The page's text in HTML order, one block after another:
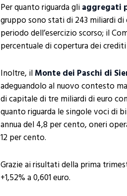
Per quanto riguarda gliaggregati
gruppo sono stati di 243 miliardi
periodo dell’esercizio scorso; il
percentuale di copertura dei
Inoltre, ilMonte dei Paschi di
adeguandolo al nuovo contesto
di capitale di tre miliardi di euro
quanto riguarda le singole voci di
annua del 4,8 per cento, oneri
12 per cento.
Grazie ai risultati della prima
+1,52% a 0,601 euro.